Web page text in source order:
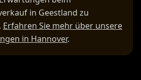
in Geestland zu
Erfahren Sie mehr über unsere
in Hannover.